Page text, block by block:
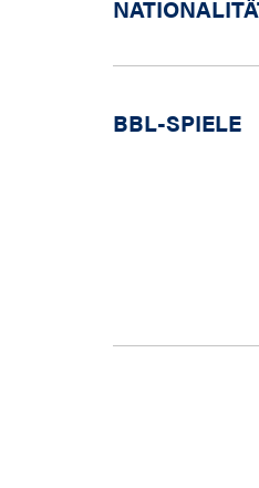
BBL-SPIELE